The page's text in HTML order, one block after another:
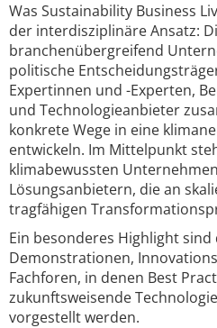
Was Sustainability Business
der interdisziplinäre Ansatz:
branchenübergreifend
politische
Expertinnen und -Experten,
und Technologieanbieter
konkrete Wege in eine
entwickeln. Im Mittelpunkt
klimabewussten
Lösungsanbietern, die an
tragfähigen
Ein besonderes Highlight sind
Demonstrationen,
Fachforen, in denen Best
zukunftsweisende
vorgestellt werden.